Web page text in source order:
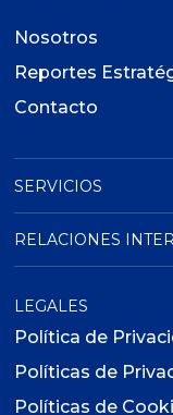
Nosotros
Reportes
Contacto
SERVICIOS
RELACIONES
LEGALES
Política de
Políticas de
Políticas de